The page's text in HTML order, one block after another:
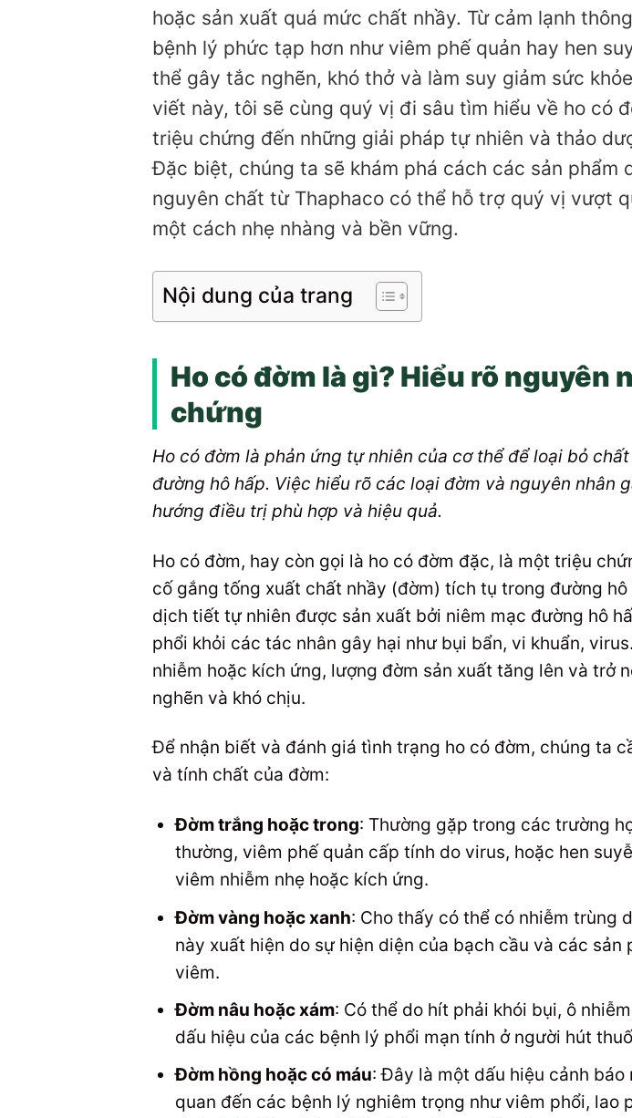
hoặc sản xuất quá mức chất nhầy. Từ cảm lạnh
bệnh lý phức tạp hơn như viêm phế quản hay hen
thể gây tắc nghẽn, khó thở và làm suy giảm sức
viết này, tôi sẽ cùng quý vị đi sâu tìm hiểu về ho có
triệu chứng đến những giải pháp tự nhiên và thảo
Đặc biệt, chúng ta sẽ khám phá cách các sản phẩm
nguyên chất từ Thaphaco có thể hỗ trợ quý vị vượt
một cách nhẹ nhàng và bền vững.
Nội dung của trang
Ho có đờm là gì? Hiểu rõ nguyên
chứng
Ho có đờm là phản ứng tự nhiên của cơ thể để loại bỏ
đường hô hấp. Việc hiểu rõ các loại đờm và nguyên nhân
hướng điều trị phù hợp và hiệu quả.
Ho có đờm, hay còn gọi là ho có đờm đặc, là một triệu
cố gắng tống xuất chất nhầy (đờm) tích tụ trong đường
dịch tiết tự nhiên được sản xuất bởi niêm mạc đường hô
phổi khỏi các tác nhân gây hại như bụi bẩn, vi khuẩn,
nhiễm hoặc kích ứng, lượng đờm sản xuất tăng lên và trở
nghẽn và khó chịu.
Để nhận biết và đánh giá tình trạng ho có đờm, chúng ta
và tính chất của đờm:
Đờm trắng hoặc trong: Thường gặp trong các trường
thường, viêm phế quản cấp tính do virus, hoặc hen
viêm nhiễm nhẹ hoặc kích ứng.
Đờm vàng hoặc xanh: Cho thấy có thể có nhiễm trùng
này xuất hiện do sự hiện diện của bạch cầu và các sản
viêm.
Đờm nâu hoặc xám: Có thể do hít phải khói bụi, ô
dấu hiệu của các bệnh lý phổi mạn tính ở người hút
Đờm hồng hoặc có máu: Đây là một dấu hiệu cảnh
quan đến các bệnh lý nghiêm trọng như viêm phổi, lao